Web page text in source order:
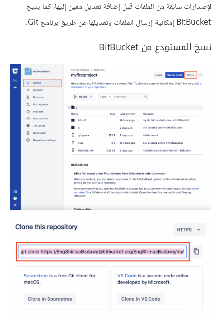
لإصدارات سابقة من الملفات قبل إضافة تعديل معين إليها، كما يتيح
BitBucket إمكانية إرسال الملفات وتعديلها عن طريق برنامج Git.
نسخ المستودع من BitBucket